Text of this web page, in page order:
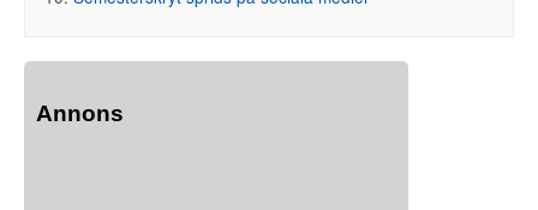
Annons